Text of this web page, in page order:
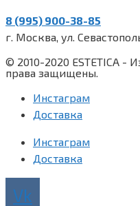
8 (995) 900-38-85
г. Москва, ул.
© 2010-2020 ESTETICA -
права защищены.
Инстаграм
Доставка
Инстаграм
Доставка
Vk